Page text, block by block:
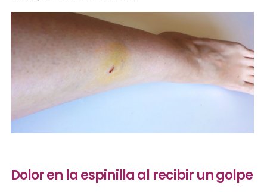
Dolor en la espinilla al recibir un golpe